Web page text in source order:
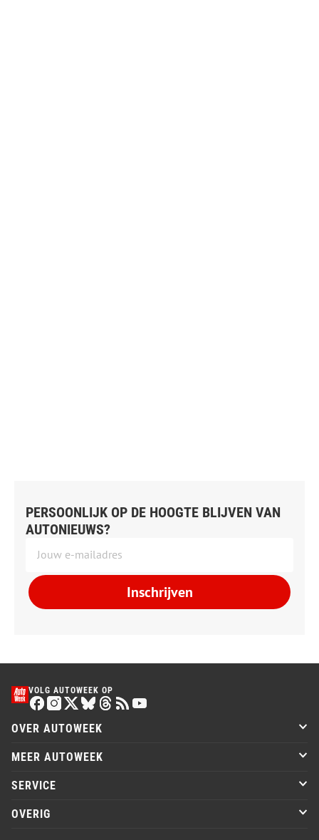
PERSOONLIJK OP DE HOOGTE BLIJVEN VAN
AUTONIEUWS?
Inschrijven
VOLG AUTOWEEK OP
OVER AUTOWEEK
MEER AUTOWEEK
SERVICE
OVERIG